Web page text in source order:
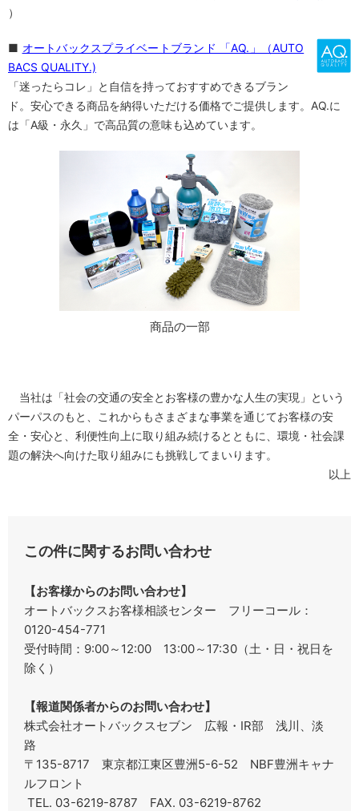
）
■ オートバックスプライベートブランド 「AQ.」（AUTO
BACS QUALITY.)
「迷ったらコレ」と自信を持っておすすめできるブラン
ド。安心できる商品を納得いただける価格でご提供します。AQ.に
は「A級・永久」で高品質の意味も込めています。
商品の一部
当社は「社会の交通の安全とお客様の豊かな人生の実現」という
パーパスのもと、これからもさまざまな事業を通じてお客様の安
全・安心と、利便性向上に取り組み続けるとともに、環境・社会課
題の解決へ向けた取り組みにも挑戦してまいります。
以上
この件に関するお問い合わせ
【お客様からのお問い合わせ】
オートバックスお客様相談センター フリーコール：
0120-454-771
受付時間：9:00～12:00 13:00～17:30（土・日・祝日を
除く）
【報道関係者からのお問い合わせ】
株式会社オートバックスセブン 広報・IR部 浅川、淡
路
〒135-8717 東京都江東区豊洲5-6-52 NBF豊洲キャナ
ルフロント
TEL. 03-6219-8787 FAX. 03-6219-8762